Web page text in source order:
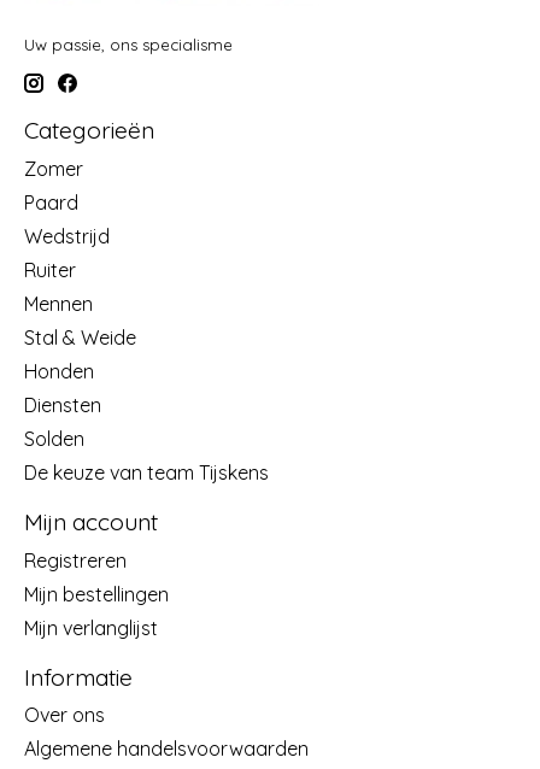
Uw passie, ons specialisme
Categorieën
Zomer
Paard
Wedstrijd
Ruiter
Mennen
Stal & Weide
Honden
Diensten
Solden
De keuze van team Tijskens
Mijn account
Registreren
Mijn bestellingen
Mijn verlanglijst
Informatie
Over ons
Algemene handelsvoorwaarden